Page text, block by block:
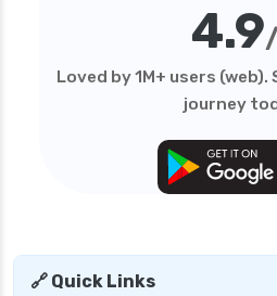
personal loan in tamilnadu
personal loan in tirunelveli
personal loan in uttar
personal loans for medical
4.9
Loved by 1M+ users
journey
🔗 Quick Links